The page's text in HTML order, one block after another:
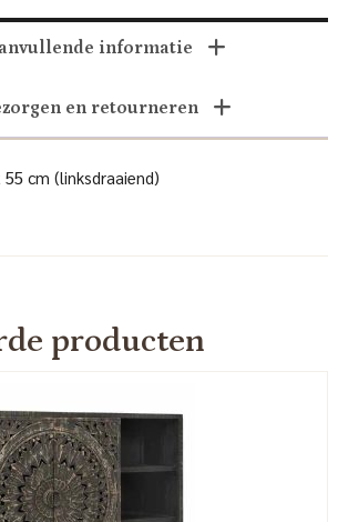
informatie
en retourneren
cm (linksdraaiend)
producten